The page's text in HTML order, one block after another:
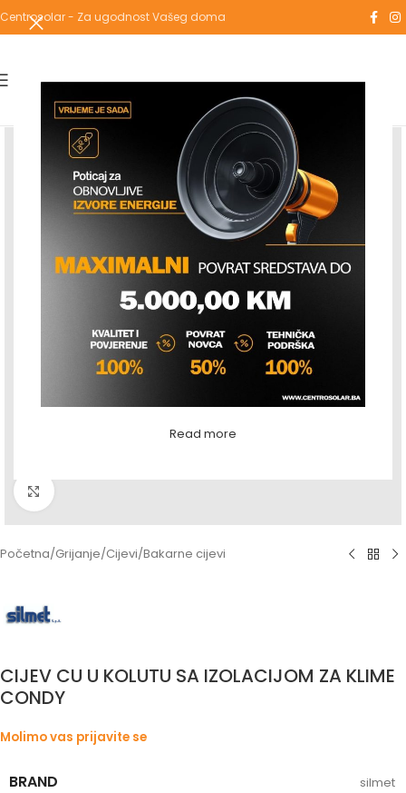
Read more
Centrosolar - Za ugodnost Vašeg doma
Povećaj sliku
Početna/Grijanje/Cijevi/Bakarne cijevi
CIJEV CU U KOLUTU SA IZOLACIJOM ZA KLIME
CONDY
Molimo vas prijavite se
BRAND silmet